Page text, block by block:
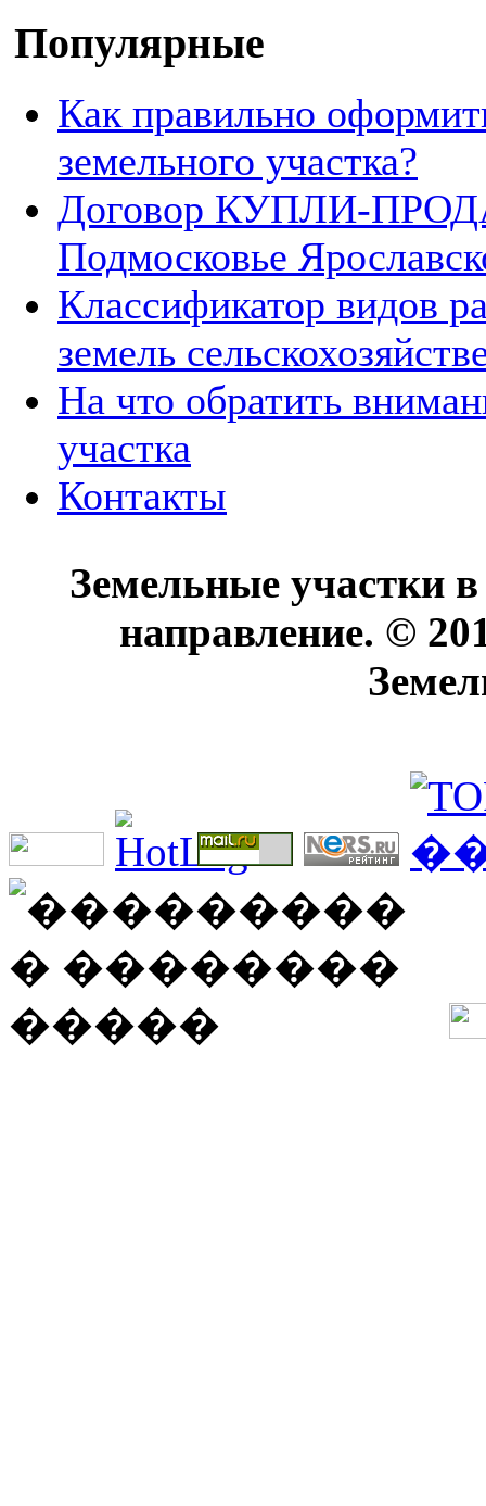
Популярные
Как правильно
земельного участка?
Договор КУПЛИ-
Подмосковье
Классификатор видов
земель
На что обратить
участка
Контакты
Земельные участки
направление. ©